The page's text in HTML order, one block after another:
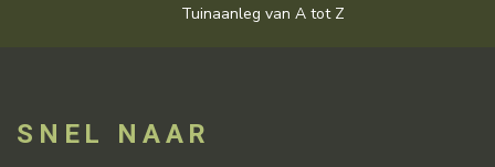
Tuinaanleg van A tot Z
SNEL NAAR